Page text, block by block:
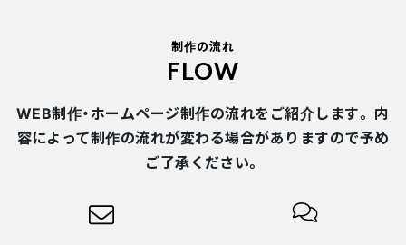
私たちについて
ABOUT
制作実績
WORKS
PRICE
制作の流れ
FLOW
WEB制作・ホームページ制作の流れをご紹介します。 内
容によって制作の流れが変わる場合がありますので予め
ご了承ください。